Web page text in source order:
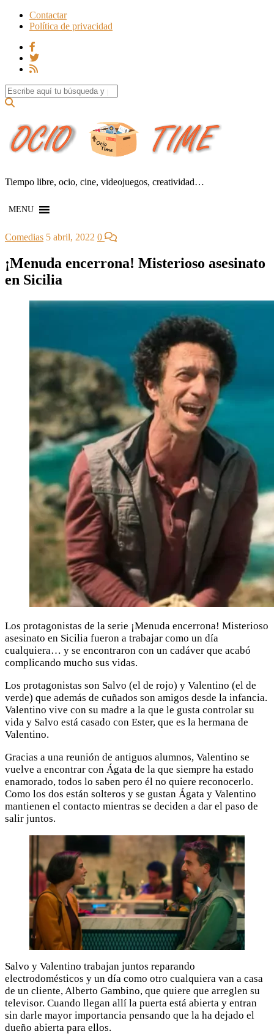
Contactar
Política de privacidad
Search for:
Tiempo libre, ocio, cine, videojuegos, creatividad…
MENU
Comedias 5 abril, 2022 0
¡Menuda encerrona! Misterioso asesinato
en Sicilia
Los protagonistas de la serie ¡Menuda encerrona! Misterioso
asesinato en Sicilia fueron a trabajar como un día
cualquiera… y se encontraron con un cadáver que acabó
complicando mucho sus vidas.
Los protagonistas son Salvo (el de rojo) y Valentino (el de
verde) que además de cuñados son amigos desde la infancia.
Valentino vive con su madre a la que le gusta controlar su
vida y Salvo está casado con Ester, que es la hermana de
Valentino.
Gracias a una reunión de antiguos alumnos, Valentino se
vuelve a encontrar con Ágata de la que siempre ha estado
enamorado, todos lo saben pero él no quiere reconocerlo.
Como los dos están solteros y se gustan Ágata y Valentino
mantienen el contacto mientras se deciden a dar el paso de
salir juntos.
Salvo y Valentino trabajan juntos reparando
electrodomésticos y un día como otro cualquiera van a casa
de un cliente, Alberto Gambino, que quiere que arreglen su
televisor. Cuando llegan allí la puerta está abierta y entran
sin darle mayor importancia pensando que la ha dejado el
dueño abierta para ellos.